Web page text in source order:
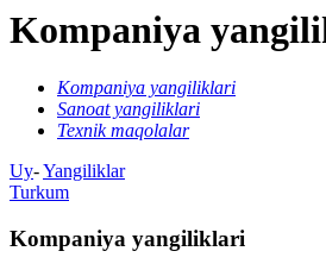
Kompaniya
Kompaniya yangiliklari
Sanoat yangiliklari
Texnik maqolalar
Uy-Yangiliklar
Turkum
Kompaniya yangiliklari